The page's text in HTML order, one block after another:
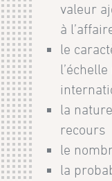
valeur
à
le
la
recours
le
la